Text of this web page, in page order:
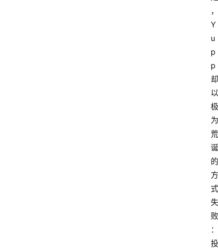
，
Y
u
p
p
却
以
极
为
荒
诞
的
方
式
失
败
：
投